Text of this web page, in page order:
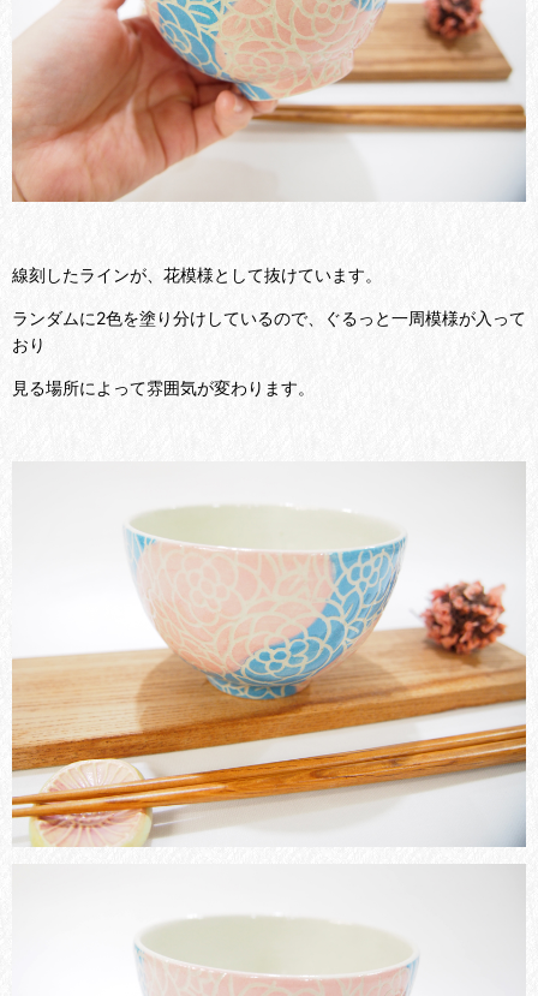
線刻したラインが、花模様として抜けています。
ランダムに2色を塗り分けしているので、ぐるっと一周模様が入って
おり
見る場所によって雰囲気が変わります。